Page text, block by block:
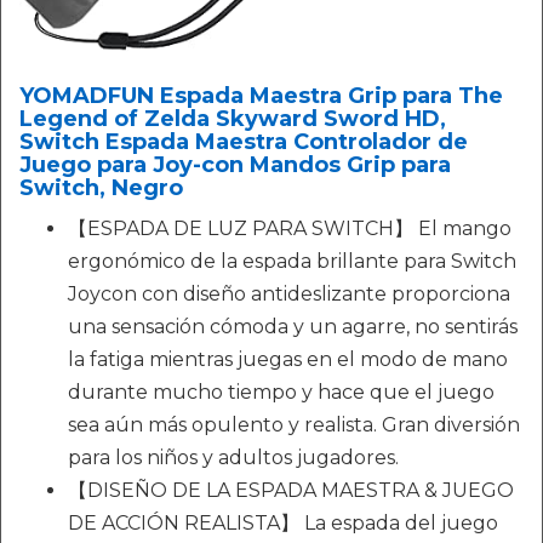
YOMADFUN Espada Maestra Grip para The
Legend of Zelda Skyward Sword HD,
Switch Espada Maestra Controlador de
Juego para Joy-con Mandos Grip para
Switch, Negro
【ESPADA DE LUZ PARA SWITCH】 El mango
ergonómico de la espada brillante para Switch
Joycon con diseño antideslizante proporciona
una sensación cómoda y un agarre, no sentirás
la fatiga mientras juegas en el modo de mano
durante mucho tiempo y hace que el juego
sea aún más opulento y realista. Gran diversión
para los niños y adultos jugadores.
【DISEÑO DE LA ESPADA MAESTRA & JUEGO
DE ACCIÓN REALISTA】 La espada del juego